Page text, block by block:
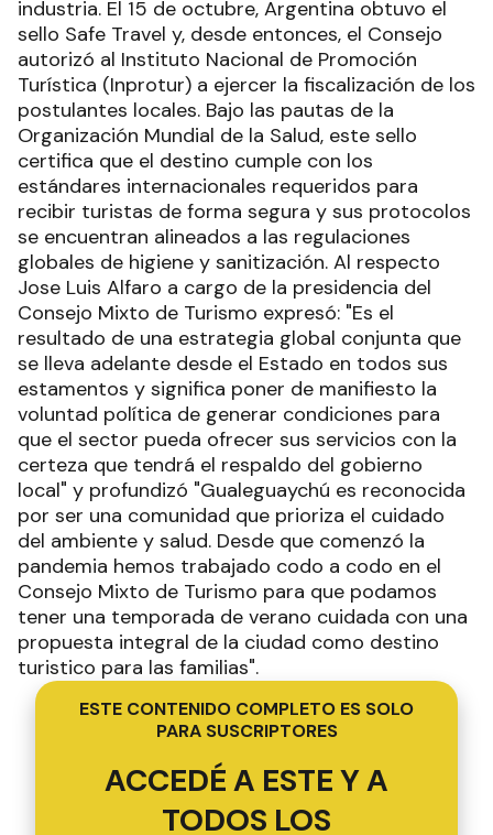
industria. El 15 de octubre, Argentina obtuvo el
sello Safe Travel y, desde entonces, el Consejo
autorizó al Instituto Nacional de Promoción
Turística (Inprotur) a ejercer la fiscalización de los
postulantes locales. Bajo las pautas de la
Organización Mundial de la Salud, este sello
certifica que el destino cumple con los
estándares internacionales requeridos para
recibir turistas de forma segura y sus protocolos
se encuentran alineados a las regulaciones
globales de higiene y sanitización. Al respecto
Jose Luis Alfaro a cargo de la presidencia del
Consejo Mixto de Turismo expresó: "Es el
resultado de una estrategia global conjunta que
se lleva adelante desde el Estado en todos sus
estamentos y significa poner de manifiesto la
voluntad política de generar condiciones para
que el sector pueda ofrecer sus servicios con la
certeza que tendrá el respaldo del gobierno
local" y profundizó "Gualeguaychú es reconocida
por ser una comunidad que prioriza el cuidado
del ambiente y salud. Desde que comenzó la
pandemia hemos trabajado codo a codo en el
Consejo Mixto de Turismo para que podamos
tener una temporada de verano cuidada con una
propuesta integral de la ciudad como destino
turistico para las familias".
ESTE CONTENIDO COMPLETO ES SOLO
PARA SUSCRIPTORES
ACCEDÉ A ESTE Y A
TODOS LOS